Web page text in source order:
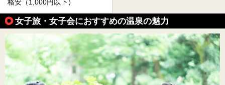
格安（1,000円以下）
女子旅・女子会におすすめの温泉の魅力